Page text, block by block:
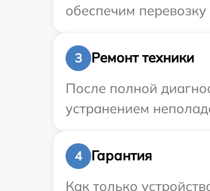
обеспечим
3
Ремонт техники
После полной
устранением
4
Гарантия
Как только